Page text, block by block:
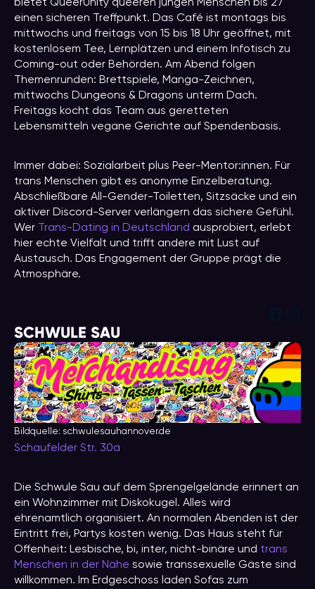
bietet QueerUnity queeren jungen Menschen bis 27
einen sicheren Treffpunkt. Das Café ist montags bis
mittwochs und freitags von 15 bis 18 Uhr geöffnet, mit
kostenlosem Tee, Lernplätzen und einem Infotisch zu
Coming-out oder Behörden. Am Abend folgen
Themenrunden: Brettspiele, Manga-Zeichnen,
mittwochs Dungeons & Dragons unterm Dach.
Freitags kocht das Team aus geretteten
Lebensmitteln vegane Gerichte auf Spendenbasis.
Immer dabei: Sozialarbeit plus Peer-Mentor:innen. Für
trans Menschen gibt es anonyme Einzelberatung.
Abschließbare All-Gender-Toiletten, Sitzsäcke und ein
aktiver Discord-Server verlängern das sichere Gefühl.
Wer
Trans-Dating in Deutschland ausprobiert, erlebt
hier echte Vielfalt und trifft andere mit Lust auf
Austausch. Das Engagement der Gruppe prägt die
Atmosphäre.
SCHWULE SAU
Bildquelle: schwulesauhannover.de
Schaufelder Str. 30a
Die Schwule Sau auf dem Sprengelgelände erinnert an
ein Wohnzimmer mit Diskokugel. Alles wird
ehrenamtlich organisiert. An normalen Abenden ist der
Eintritt frei, Partys kosten wenig. Das Haus steht für
Offenheit: Lesbische, bi, inter, nicht-binäre und trans
Menschen in der Nähe sowie transsexuelle Gäste sind
willkommen. Im Erdgeschoss laden Sofas zum